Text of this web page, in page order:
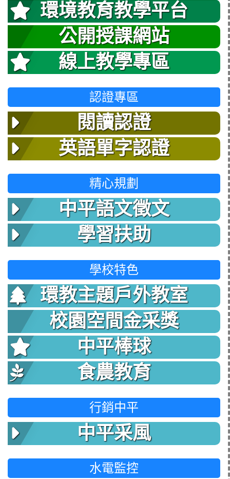
環境教育教學平台
公開授課網站
線上教學專區
認證專區
閱讀認證
英語單字認證
精心規劃
中平語文徵文
學習扶助
學校特色
環教主題戶外教室
校園空間金采獎
中平棒球
食農教育
行銷中平
中平采風
水電監控